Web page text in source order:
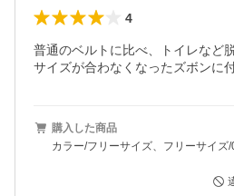
4
普通のベルトに比べ、トイレなど
サイズが合わなくなったズボンに
購入した商品
カラー/フリーサイズ、フリーサイズ